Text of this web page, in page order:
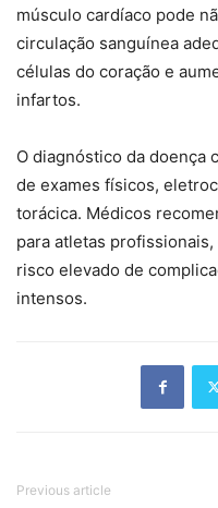
músculo cardíaco pode
circulação sanguínea
células do coração e
infartos.
O diagnóstico da doença
de exames físicos,
torácica. Médicos
para atletas
risco elevado de
intensos.
Previous article